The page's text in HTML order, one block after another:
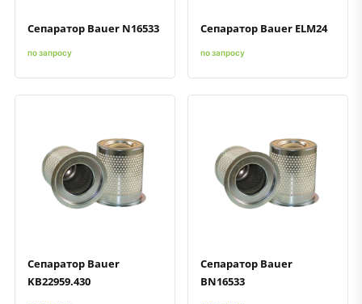
Сепаратор Bauer N16533
по запросу
Сепаратор Bauer ELM24
по запросу
Быстрый просмотрДобавить к сравнению
Добавить в избранное
Сепаратор Bauer
KB22959.430
Быстрый просмотрДобавить к сравнению
Добавить в избранное
Сепаратор Bauer
BN16533